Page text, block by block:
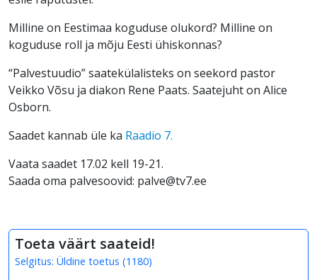
Milline on Eestimaa koguduse olukord? Milline on
koguduse roll ja mõju Eesti ühiskonnas?
“Palvestuudio” saatekülalisteks on seekord pastor
Veikko Võsu ja diakon Rene Paats. Saatejuht on Alice
Osborn.
Saadet kannab üle ka Raadio 7.
Vaata saadet 17.02 kell 19-21.
Saada oma palvesoovid: palve@tv7.ee
Toeta väärt saateid!
Selgitus: Üldine toetus (1180)